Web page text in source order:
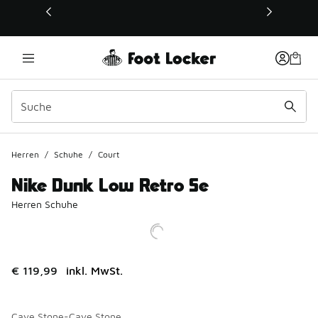
Dieser Link öffnet sich in einem neuen Fenster
Herren / Schuhe / Court
Nike Dunk Low Retro Se
Herren Schuhe
€ 119,99 inkl. MwSt.